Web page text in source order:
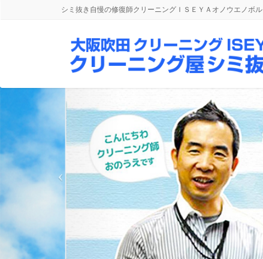
シミ抜き自慢の修復師クリーニングＩＳＥＹＡオノウエノボル